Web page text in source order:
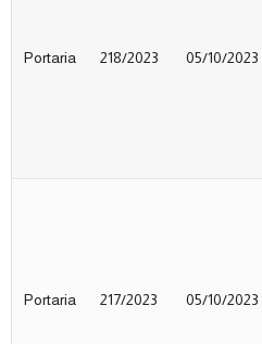
Portaria 218/2023 05/10/2023
Portaria 217/2023 05/10/2023